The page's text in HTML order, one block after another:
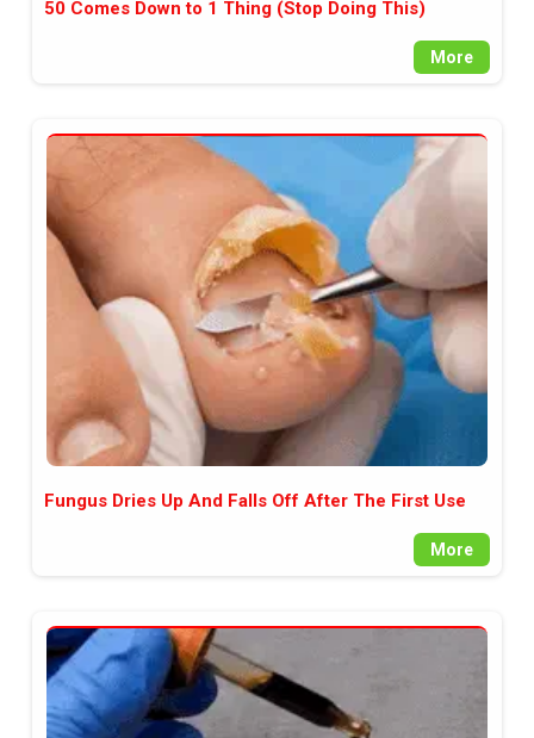
50 Comes Down to 1 Thing (Stop Doing This)
More
Fungus Dries Up And Falls Off After The First Use
More